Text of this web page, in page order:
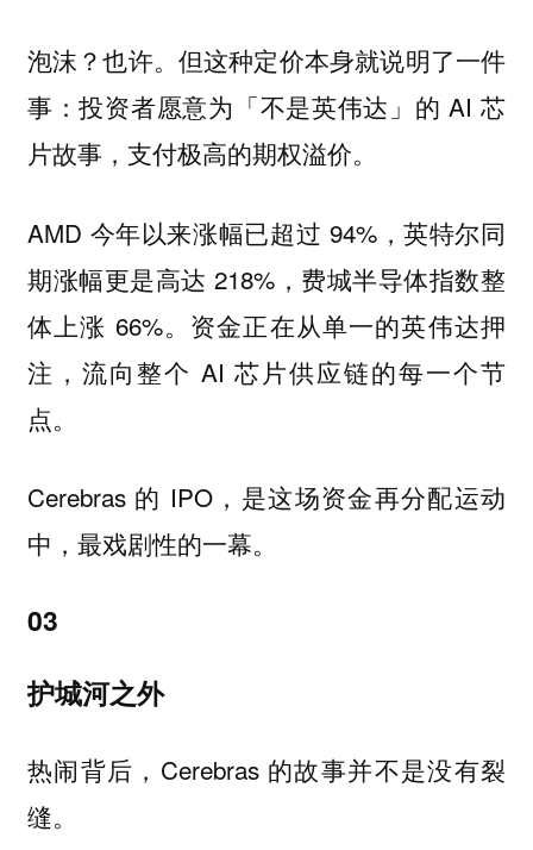
泡沫？也许。但这种定价本身就说明了一件
事：投资者愿意为「不是英伟达」的 AI 芯
片故事，支付极高的期权溢价。
AMD 今年以来涨幅已超过 94%，英特尔同
期涨幅更是高达 218%，费城半导体指数整
体上涨 66%。资金正在从单一的英伟达押
注，流向整个 AI 芯片供应链的每一个节
点。
Cerebras 的 IPO，是这场资金再分配运动
中，最戏剧性的一幕。
03
护城河之外
热闹背后，Cerebras 的故事并不是没有裂
缝。